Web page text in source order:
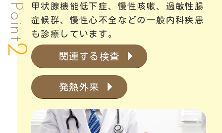
Point
2
甲状腺機能低下症、慢性咳嗽、過敏性腸
症候群、慢性心不全などの一般内科疾患
も診療しています。
関連する検査
発熱外来